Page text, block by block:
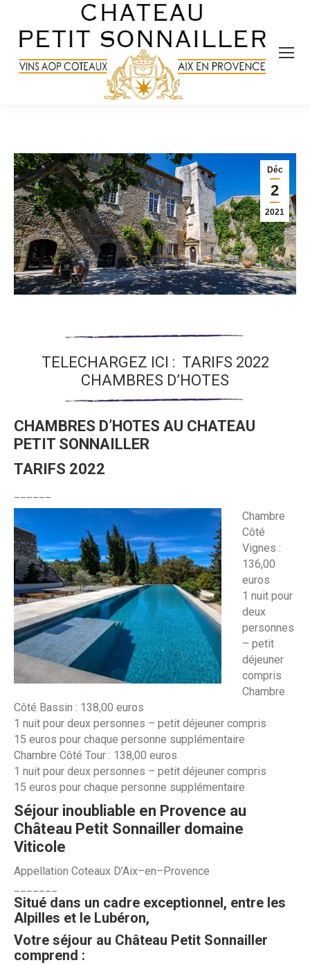
Déc
2
2021
TELECHARGEZ ICI : TARIFS 2022
CHAMBRES D’HOTES
CHAMBRES D’HOTES AU CHATEAU
PETIT SONNAILLER
TARIFS 2022
Chambre
Côté
Vignes :
136,00
euros
1 nuit pour
deux
personnes
– petit
déjeuner
compris
Chambre
Côté Bassin : 138,00 euros
1 nuit pour deux personnes – petit déjeuner compris
15 euros pour chaque personne supplémentaire
Chambre Côté Tour : 138,00 euros
1 nuit pour deux personnes – petit déjeuner compris
15 euros pour chaque personne supplémentaire
Séjour inoubliable en Provence au
Château Petit Sonnailler domaine
Viticole
Appe ation Coteaux D’Aix–en– Provence
Situé dans un cadre exceptionnel, entre les
Alpilles et le Lubéron,
Votre séjour au Château Petit Sonnailler
comprend :